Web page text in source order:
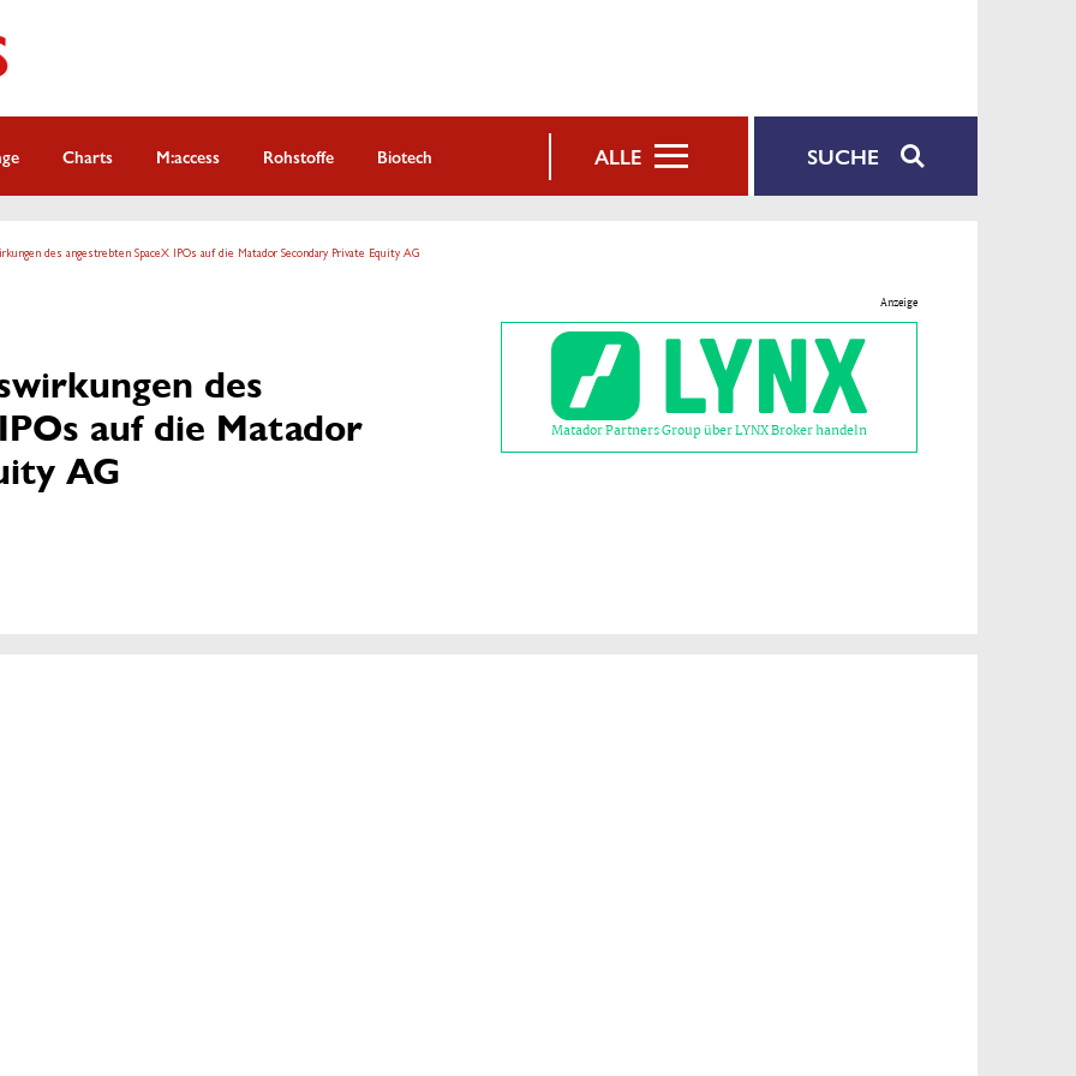
SUCHE
ALLE
Charts M:access Rohstoffe Biotech
des angestrebten SpaceX IPOs auf die Matador Secondary Private Equity AG
des
auf die Matador
AG
Anzeige
Matador Partners Group über LYNX Broker handeln